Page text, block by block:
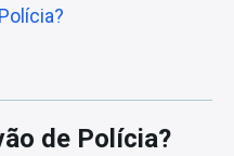
de Polícia?